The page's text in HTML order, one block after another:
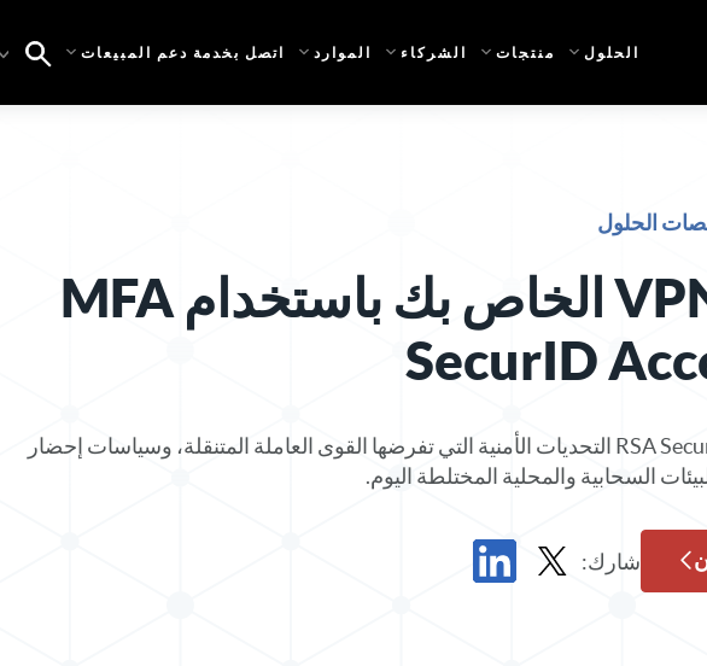
الحلول منتجات الشركاء الموارد اتصل بخدمة دعم المبيعات
الحلول
تأمين VPN الخاص بك باستخدام MFA
تعالج RSA SecurID Access التحديات الأمنية التي تفرضها القوى العاملة المتنقلة، وسياسات إحضار
السحابية والمحلية المختلطة اليوم.
شارك: